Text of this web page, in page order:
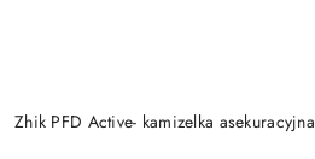
Zhik PFD Active- kamizelka asekuracyjna